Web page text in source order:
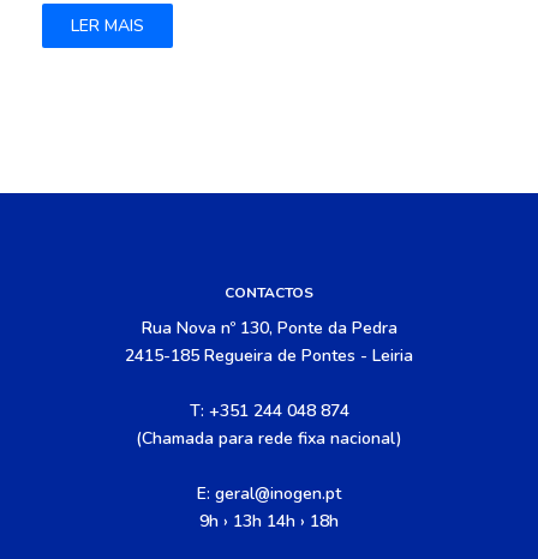
LER MAIS
CONTACTOS
Rua Nova nº 130, Ponte da Pedra
2415-185 Regueira de Pontes - Leiria
T: +351 244 048 874
(Chamada para rede fixa nacional)
E: geral@inogen.pt
9h › 13h 14h › 18h